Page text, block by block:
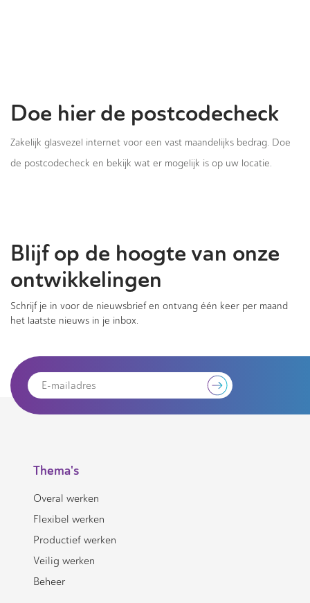
Doe hier de postcodecheck
Zakelijk glasvezel internet voor een vast maandelijks bedrag. Doe
de postcodecheck en bekijk wat er mogelijk is op uw locatie.
Blijf op de hoogte van onze
ontwikkelingen
Schrijf je in voor de nieuwsbrief en ontvang één keer per maand
het laatste nieuws in je inbox.
Thema's
Overal werken
Flexibel werken
Productief werken
Veilig werken
Beheer